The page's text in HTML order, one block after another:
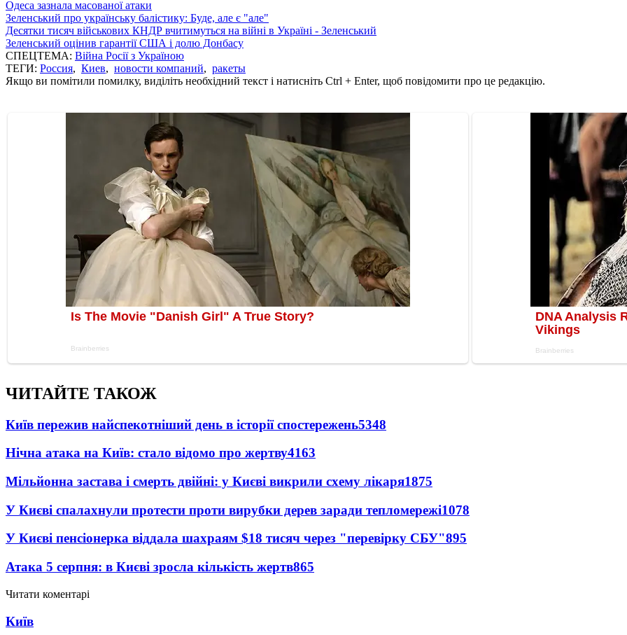
Одеса зазнала масованої атаки
Зеленський про українську балістику: Буде, але є "але"
Десятки тисяч військових КНДР вчитимуться на війні в Україні - Зеленський
Зеленський оцінив гарантії США і долю Донбасу
СПЕЦТЕМА: Війна Росії з Україною
ТЕГИ: Россия, Киев, новости компаний, ракеты
Якщо ви помітили помилку, виділіть необхідний текст і натисніть Ctrl + Enter, щоб повідомити про це редакцію.
ЧИТАЙТЕ ТАКОЖ
Київ пережив найспекотніший день в історії спостережень5348
Нічна атака на Київ: стало відомо про жертву4163
Мільйонна застава і смерть двійні: у Києві викрили схему лікаря1875
У Києві спалахнули протести проти вирубки дерев заради тепломережі1078
У Києві пенсіонерка віддала шахраям $18 тисяч через "перевірку СБУ"895
Атака 5 серпня: в Києві зросла кількість жертв865
Читати коментарі
Київ